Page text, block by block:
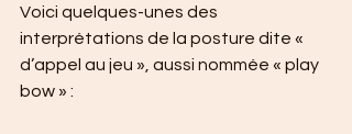
Voici quelques-unes des
interprétations de la posture dite «
d’appel au jeu », aussi nommée « play
bow » :